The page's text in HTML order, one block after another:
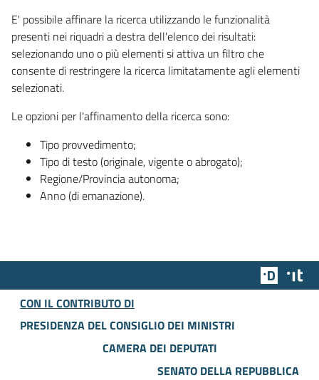
E' possibile affinare la ricerca utilizzando le funzionalità
presenti nei riquadri a destra dell'elenco dei risultati:
selezionando uno o più elementi si attiva un filtro che
consente di restringere la ricerca limitatamente agli elementi
selezionati.
Le opzioni per l'affinamento della ricerca sono:
Tipo provvedimento;
Tipo di testo (originale, vigente o abrogato);
Regione/Provincia autonoma;
Anno (di emanazione).
Team
CON IL CONTRIBUTO DI
PRESIDENZA DEL CONSIGLIO DEI MINISTRI
CAMERA DEI DEPUTATI
SENATO DELLA REPUBBLICA